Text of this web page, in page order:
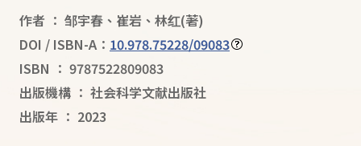
作者 ： 邹宇春 、 崔岩 、 林红(著)
DOI / ISBN-A： 10.978.75228/09083
ISBN ： 9787522809083
出版機構 ： 社会科学文献出版社
出版年 ： 2023